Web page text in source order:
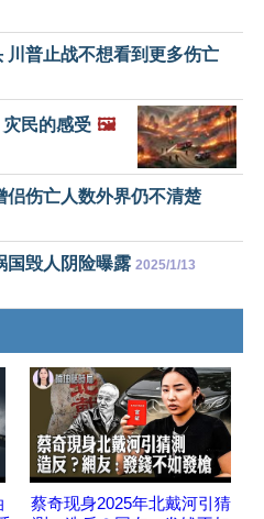
川普止战不想看到更多伤亡
民的感受 🖼️
侣伤亡人数外界仍不清楚
国毁人阴险曝露 2025/1/13
蔡奇现身2025年北戴河引猜